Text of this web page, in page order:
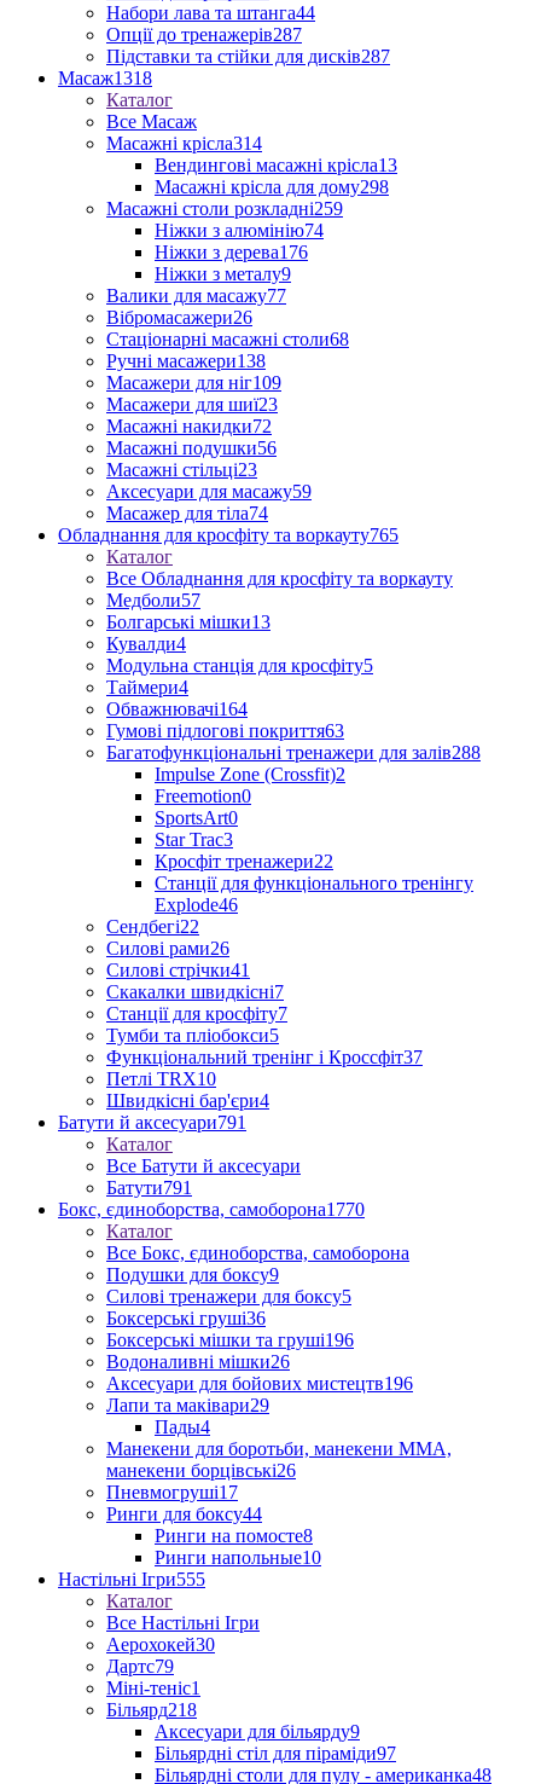
Набори лава та штанга44
Опції до тренажерів287
Підставки та стійки для дисків287
Масаж1318
Каталог
Все Масаж
Масажні крісла314
Вендингові масажні крісла13
Масажні крісла для дому298
Масажні столи розкладні259
Ніжки з алюмінію74
Ніжки з дерева176
Ніжки з металу9
Валики для масажу77
Вібромасажери26
Стаціонарні масажні столи68
Ручні масажери138
Масажери для ніг109
Масажери для шиї23
Масажні накидки72
Масажні подушки56
Масажні стільці23
Аксесуари для масажу59
Масажер для тіла74
Обладнання для кросфіту та воркауту765
Каталог
Все Обладнання для кросфіту та воркауту
Медболи57
Болгарські мішки13
Кувалди4
Модульна станція для кросфіту5
Таймери4
Обважнювачі164
Гумові підлогові покриття63
Багатофункціональні тренажери для залів288
Impulse Zone (Crossfit)2
Freemotion0
SportsArt0
Star Trac3
Кросфіт тренажери22
Станції для функціонального тренінгу
Explode46
Сендбегі22
Силові рами26
Силові стрічки41
Скакалки швидкісні7
Станції для кросфіту7
Тумби та пліобокси5
Функціональний тренінг і Кроссфіт37
Петлі TRX10
Швидкісні бар'єри4
Батути й аксесуари791
Каталог
Все Батути й аксесуари
Батути791
Бокс, єдиноборства, самоборона1770
Каталог
Все Бокс, єдиноборства, самоборона
Подушки для боксу9
Силові тренажери для боксу5
Боксерські груші36
Боксерські мішки та груші196
Водоналивні мішки26
Аксесуари для бойових мистецтв196
Лапи та маківари29
Пады4
Манекени для боротьби, манекени ММА,
манекени борцівські26
Пневмогруші17
Ринги для боксу44
Ринги на помосте8
Ринги напольные10
Настільні Ігри555
Каталог
Все Настільні Ігри
Аерохокей30
Дартс79
Міні-теніс1
Більярд218
Аксесуари для більярду9
Більярдні стіл для піраміди97
Більярдні столи для пулу - американка48